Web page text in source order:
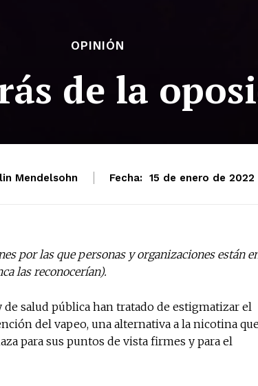
OPINIÓN
de la
Mendelsohn Fecha: 15 de enero de 2022
por las que personas y organizaciones están
las reconocerían).
salud pública han tratado de estigmatizar el
del vapeo, una alternativa a la nicotina
para sus puntos de vista firmes y para el